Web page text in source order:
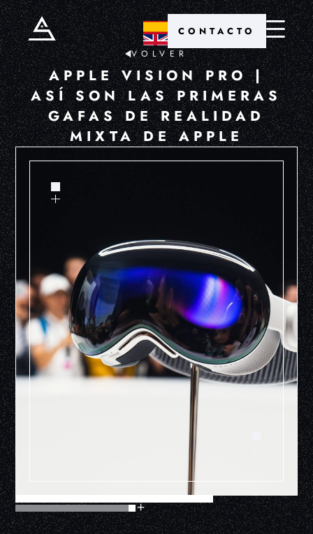
CONTACTO
VOLVER
APPLE VISION PRO |
ASÍ SON LAS PRIMERAS
GAFAS DE REALIDAD
MIXTA DE APPLE